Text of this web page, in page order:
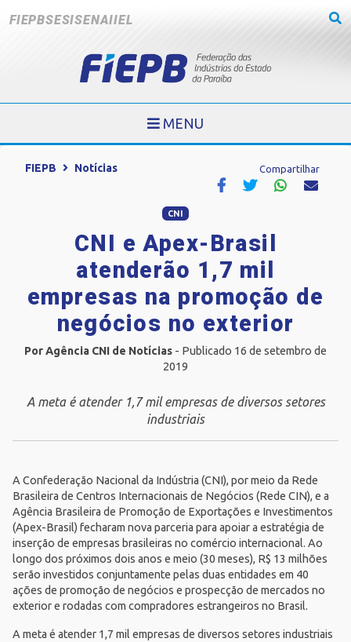
FIEPBSESISENAIIEL
MENU
FIEPB Notícias Compartilhar
CNI
CNI e Apex-Brasil
atenderão 1,7 mil
empresas na promoção de
negócios no exterior
Por Agência CNI de Notícias - Publicado 16 de setembro de
2019
A meta é atender 1,7 mil empresas de diversos setores
industriais
A Confederação Nacional da Indústria (CNI), por meio da Rede
Brasileira de Centros Internacionais de Negócios (Rede CIN), e a
Agência Brasileira de Promoção de Exportações e Investimentos
(Apex-Brasil) fecharam nova parceria para apoiar a estratégia de
inserção de empresas brasileiras no comércio internacional. Ao
longo dos próximos dois anos e meio (30 meses), R$ 13 milhões
serão investidos conjuntamente pelas duas entidades em 40
ações de promoção de negócios e prospecção de mercados no
exterior e rodadas com compradores estrangeiros no Brasil.
A meta é atender 1,7 mil empresas de diversos setores industriais